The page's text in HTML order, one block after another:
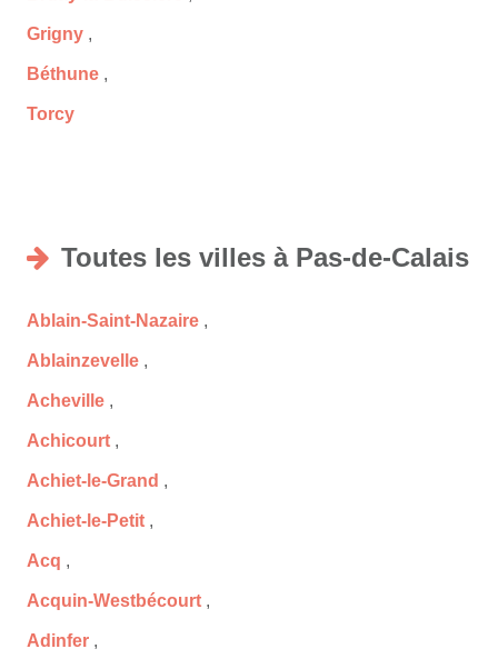
Grigny ,
Béthune ,
Torcy
Toutes les villes à Pas-de-Calais
Ablain-Saint-Nazaire ,
Ablainzevelle ,
Acheville ,
Achicourt ,
Achiet-le-Grand ,
Achiet-le-Petit ,
Acq ,
Acquin-Westbécourt ,
Adinfer ,